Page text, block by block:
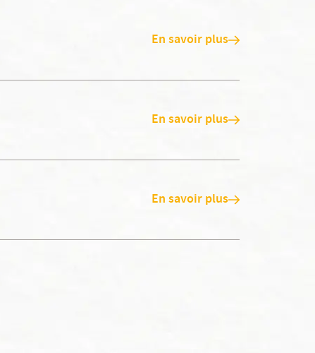
En savoir plus
En savoir plus
En savoir plus